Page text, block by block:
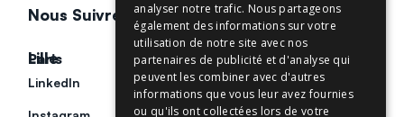
Lille
LinkedIn
Nous Suivre
Paris
LinkedIn
analyser notre trafic. Nous partageons
également des informations sur votre
utilisation de notre site avec nos
partenaires de publicité et d'analyse qui
peuvent les combiner avec d'autres
informations que vous leur avez fournies
ou qu'ils ont collectées lors de votre